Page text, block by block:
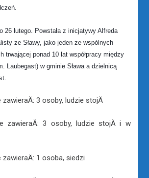
26 lutego. Powstała z inicjatywy Alfreda
ze Sławy, jako jeden ze wspólnych
trwającej ponad 10 lat współpracy między
Laubegast) w gminie Sława a dzielnicą